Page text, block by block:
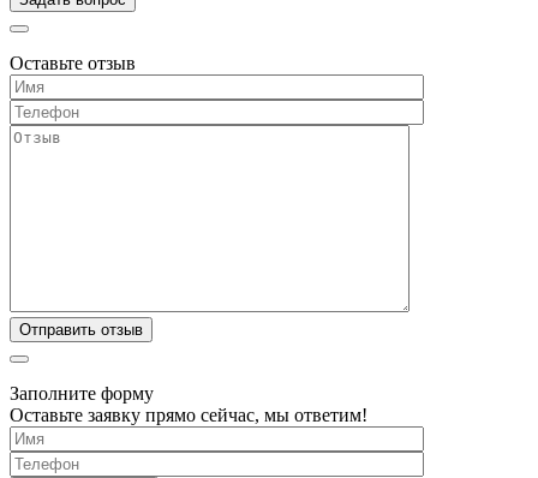
Оставьте отзыв
Заполните форму
Оставьте заявку прямо сейчас, мы ответим!